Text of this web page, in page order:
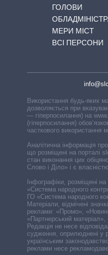
ГОЛОВИ
МЕРИ МІСТ
ВСІ ПЕРСОНИ
Використання будь-яких
дозволяється при
— гіперпосилання) на
(гіперпосилання)
часткового використання
Аналітична інформація про
що розміщені на порталі
стан виконання цих
Слово і Діло» і є
Інфографіки, розміщені
«Система народного
ГО «Система народного
Матеріали, відмічені
реклами: «Промо»,
«Партнерський матеріал»,
Редакція не несе
судження, оприлюднені у
українським
реклами несе